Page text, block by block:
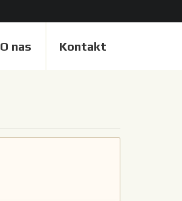
O nas Kontakt